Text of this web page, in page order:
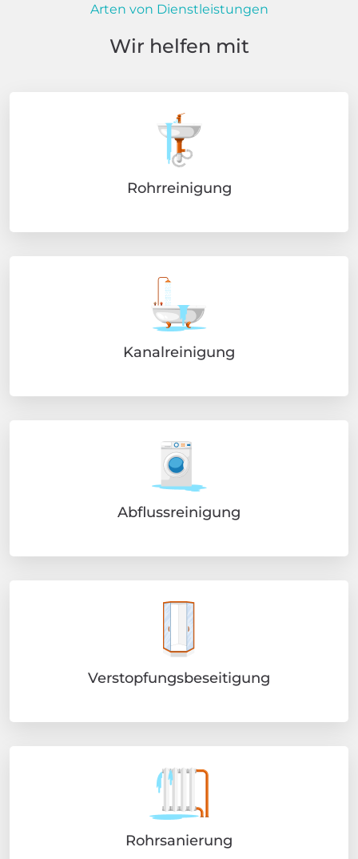
Arten von Dienstleistungen
Wir helfen mit
Rohrreinigung
Kanalreinigung
Abflussreinigung
Verstopfungsbeseitigung
Rohrsanierung